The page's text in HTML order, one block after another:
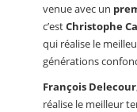
venue avec un
c’estChristophe
qui réalise le
générations
François Delecour
réalise le meilleur